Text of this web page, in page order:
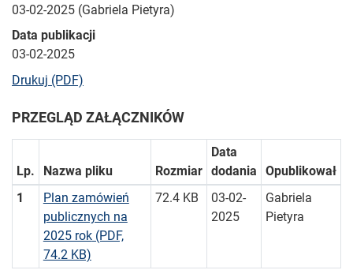
03-02-2025 (Gabriela Pietyra)
Data publikacji
03-02-2025
Drukuj (PDF)
PRZEGLĄD ZAŁĄCZNIKÓW
Lp. Nazwa pliku Rozmiar
Data
dodania
Opublikował
1
Plan zamówień
publicznych na
2025 rok(PDF,
74.2 KB)
72.4 KB
03-02-
2025
Gabriela
Pietyra